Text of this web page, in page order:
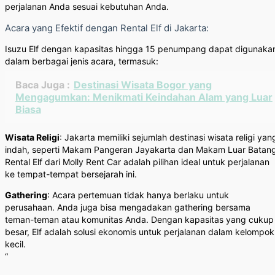
perjalanan Anda sesuai kebutuhan Anda.
Acara yang Efektif dengan Rental Elf di Jakarta:
Isuzu Elf dengan kapasitas hingga 15 penumpang dapat
dalam berbagai jenis acara, termasuk:
Baca Juga : Destinasi Wisata Bogor yang
Mengagumkan: Menikmati Keindahan Alam yang Luar
Biasa
Wisata Religi: Jakarta memiliki sejumlah destinasi wisata religi
indah, seperti Makam Pangeran Jayakarta dan Makam Luar
Rental Elf dari Molly Rent Car adalah pilihan ideal untuk perjalanan
ke tempat-tempat bersejarah ini.
Gathering: Acara pertemuan tidak hanya berlaku untuk
perusahaan. Anda juga bisa mengadakan gathering bersama
teman-teman atau komunitas Anda. Dengan kapasitas yang cukup
besar, Elf adalah solusi ekonomis untuk perjalanan dalam kelompok
kecil.
“